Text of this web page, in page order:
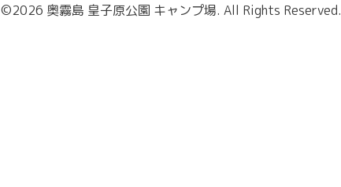
©2026 奥霧島 皇子原公園 キャンプ場. All Rights Reserved.